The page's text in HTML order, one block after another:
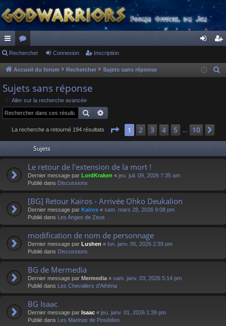
ac
co
ur
ci
s
or
u
s
ne cri
Rechercher Connexion Inscription
Accueil du forum Rechercher Sujets sans réponse
e
Sujets sans réponse
Aller sur la recherche avancée
Rechercher
La recherche a retourné 194 résultats Page 1sur 10
1 2 3 4 5 10
Sujets
Le retour de l'extension de la mort !
Dernier message par LordKraken « jeu. juil. 09, 2026 7:35 am
Publié dans Discussions
[BG] Retour Kaïros - Arrivée Ohko Deukalion
Dernier message par Kaïros « sam. mars 28, 2026 9:08 pm
Publié dans Les Anges de Zeus
modification de nom de personnage
Dernier message par Lushen « lun. janv. 05, 2026 2:39 pm
Publié dans Discussions
BG de Mermedia
Dernier message par Mermedia « sam. janv. 03, 2026 5:14 pm
Publié dans Les Chevaliers d'Athéna
BG Isaac
Dernier message par Isaac « jeu. janv. 01, 2026 1:39 pm
Publié dans Les Marinas de Poséidon